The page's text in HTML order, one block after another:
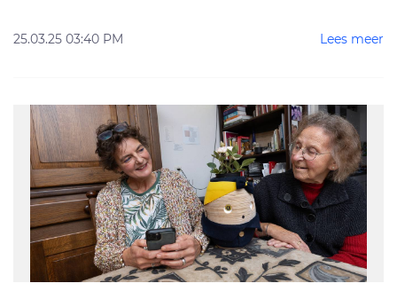
25.03.25 03:40 PM Lees meer